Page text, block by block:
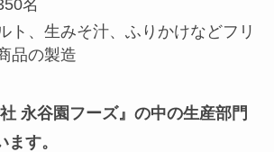
名
ト、生みそ汁、ふりかけなどフリ
品の製造
永谷園フーズ』の中の生産部門
す。